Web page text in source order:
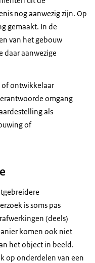
nog aanwezig zijn. Op
gemaakt. In de
van het gebouw
daar aanwezige
of ontwikkelaar
omgang
als
of
is soms pas
(deels)
komen ook niet
het object in beeld.
op onderdelen van een